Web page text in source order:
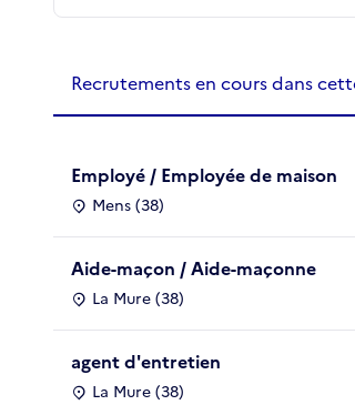
Recrutements de la
Recrutements en cours dans
Employé / Employée de maison
Mens (38)
Aide-maçon / Aide-maçonne
La Mure (38)
agent d'entretien
La Mure (38)